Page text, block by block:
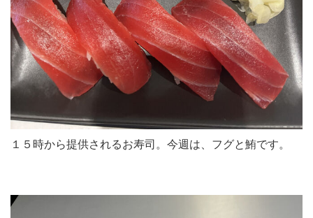
１５時から提供されるお寿司。今週は、フグと鮪です。